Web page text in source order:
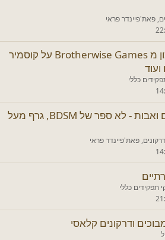
פאת'פיינדר פראי
עדכון מ Brotherwise Games על קוסמיר
כללי
מבוכים ואבות - לא ספר של BDSM, גרף מעל
פאת'פיינדר פראי
תפקידים כללי